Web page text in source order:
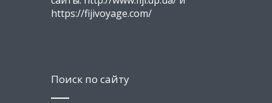
https://fijivoyage.com/
Поиск по сайту